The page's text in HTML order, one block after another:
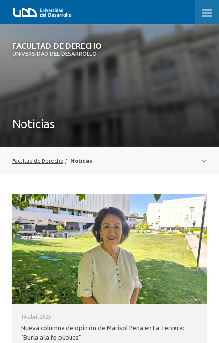
FACULTAD DE DERECHO
UNIVERSIDAD DEL DESARROLLO
FACULTAD DE DERECHO
SOBRE LA FACULTAD
VINCULACIÓN CON EL MEDIO
INTERNACIONAL
Noticias
Facultad de Derecho / Noticias
14 abril 2025
Nueva columna de opinión de Marisol Peña en La Tercera:
“Burla a la fe pública”